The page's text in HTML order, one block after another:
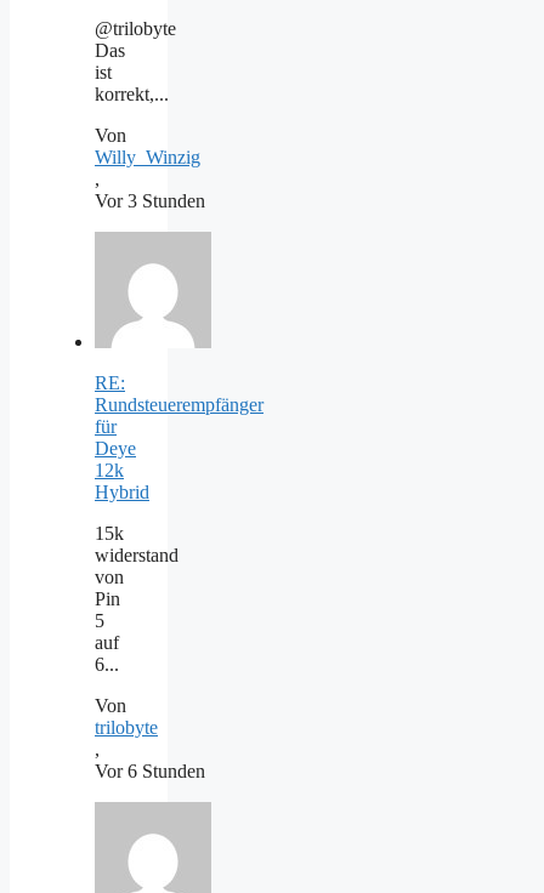
@trilobyte
Das
ist
korrekt,...
Von
Willy_Winzig
,
Vor 3 Stunden
RE:
Rundsteuerempfänger
für
Deye
12k
Hybrid
15k
widerstand
von
Pin
5
auf
6...
Von
trilobyte
,
Vor 6 Stunden